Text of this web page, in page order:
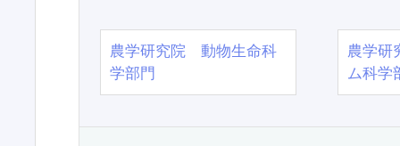
農学研究院 動物生命科
学部門
農学
ム科学